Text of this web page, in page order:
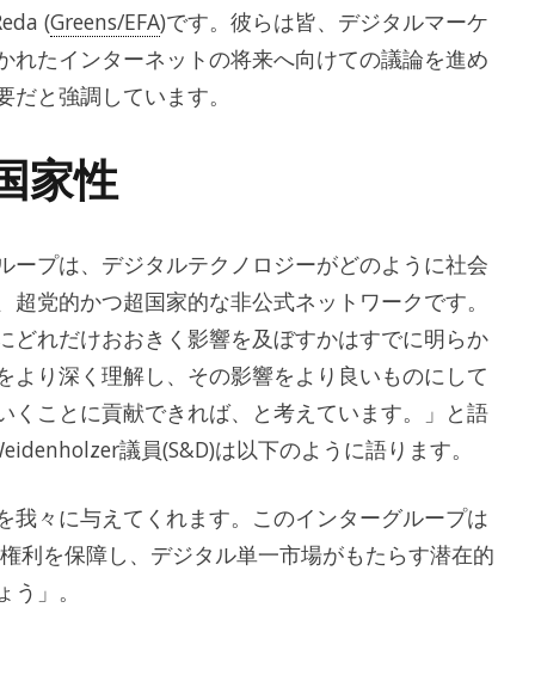
(Greens/EFA)です。彼らは皆、デジタルマーケ
れたインターネットの将来へ向けての議論を進め
と強調しています。
家性
ープは、デジタルテクノロジーがどのように社会
党的かつ超国家的な非公式ネットワークです。
どれだけおおきく影響を及ぼすかはすでに明らか
より深く理解し、その影響をより良いものにして
くことに貢献できれば、と考えています。」と語
議員(S&D)は以下のように語ります。
我々に与えてくれます。このインターグループは
利を保障し、デジタル単一市場がもたらす潜在的
」。